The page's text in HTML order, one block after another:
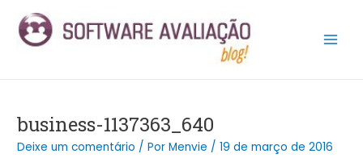
para
business-1137363_640
Deixe um comentário / PorMenvie /19 de março de 2016
navigation